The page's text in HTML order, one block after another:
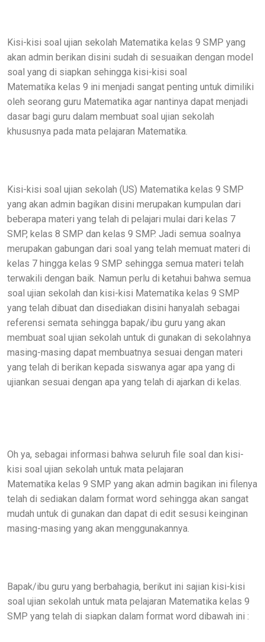
Kisi-kisi soal ujian sekolah Matematika kelas 9 SMP yang
akan admin berikan disini sudah di sesuaikan dengan model
soal yang di siapkan sehingga kisi-kisi soal
Matematika kelas 9 ini menjadi sangat penting untuk dimiliki
oleh seorang guru Matematika agar nantinya dapat menjadi
dasar bagi guru dalam membuat soal ujian sekolah
khususnya pada mata pelajaran Matematika.
Kisi-kisi soal ujian sekolah (US) Matematika kelas 9 SMP
yang akan admin bagikan disini merupakan kumpulan dari
beberapa materi yang telah di pelajari mulai dari kelas 7
SMP, kelas 8 SMP dan kelas 9 SMP. Jadi semua soalnya
merupakan gabungan dari soal yang telah memuat materi di
kelas 7 hingga kelas 9 SMP sehingga semua materi telah
terwakili dengan baik. Namun perlu di ketahui bahwa semua
soal ujian sekolah dan kisi-kisi Matematika kelas 9 SMP
yang telah dibuat dan disediakan disini hanyalah sebagai
referensi semata sehingga bapak/ibu guru yang akan
membuat soal ujian sekolah untuk di gunakan di sekolahnya
masing-masing dapat membuatnya sesuai dengan materi
yang telah di berikan kepada siswanya agar apa yang di
ujiankan sesuai dengan apa yang telah di ajarkan di kelas.
Oh ya, sebagai informasi bahwa seluruh file soal dan kisi-
kisi soal ujian sekolah untuk mata pelajaran
Matematika kelas 9 SMP yang akan admin bagikan ini filenya
telah di sediakan dalam format word sehingga akan sangat
mudah untuk di gunakan dan dapat di edit sesusi keinginan
masing-masing yang akan menggunakannya.
Bapak/ibu guru yang berbahagia, berikut ini sajian kisi-kisi
soal ujian sekolah untuk mata pelajaran Matematika kelas 9
SMP yang telah di siapkan dalam format word dibawah ini :